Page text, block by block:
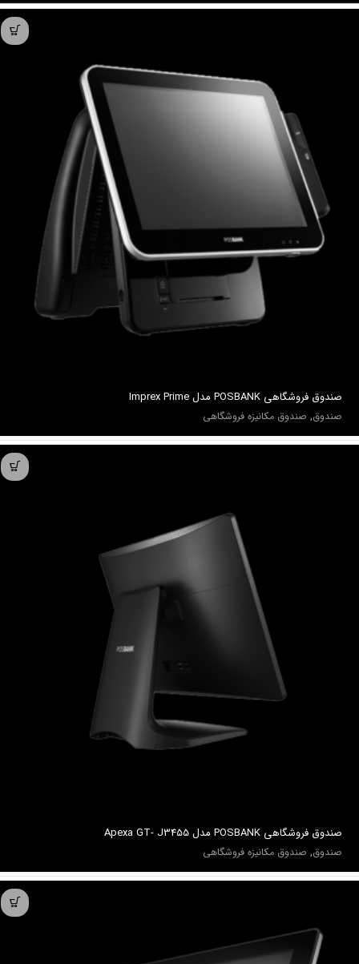
صندوق فروشگاهی POSBANK مدل Imprex Prime
صندوق, صندوق مکانیزه فروشگاهی
صندوق فروشگاهي POSBANK مدل Apexa GT- J3455
صندوق, صندوق مکانیزه فروشگاهی